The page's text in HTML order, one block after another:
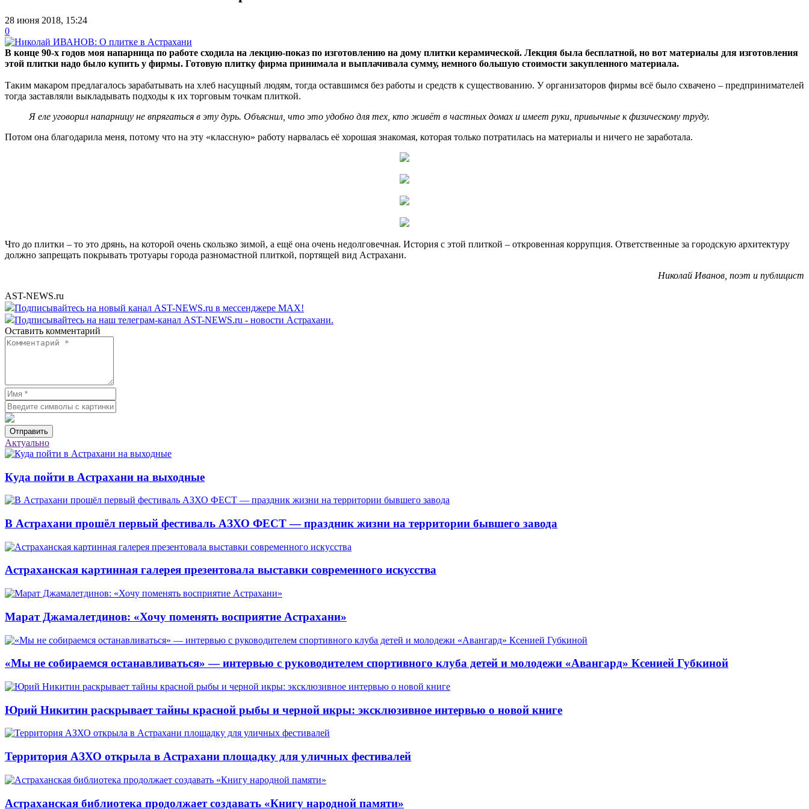
28 июня 2018, 15:24
0
В конце 90-х годов моя напарница по работе сходила на лекцию-показ по изготовлению на дому плитки керамической. Лекция была бесплатной, но вот материалы для изготовления
этой плитки надо было купить у фирмы. Готовую плитку фирма принимала и выплачивала сумму, немного большую стоимости закупленного материала.
Таким макаром предлагалось зарабатывать на хлеб насущный людям, тогда оставшимся без работы и средств к существованию. У организаторов фирмы всё было схвачено – предпринимателей
тогда заставляли выкладывать подходы к их торговым точкам плиткой.
Я еле уговорил напарницу не впрягаться в эту дурь. Объяснил, что это удобно для тех, кто живёт в частных домах и имеет руки, привычные к физическому труду.
Потом она благодарила меня, потому что на эту «классную» работу нарвалась её хорошая знакомая, которая только потратилась на материалы и ничего не заработала.
Что до плитки – то это дрянь, на которой очень скользко зимой, а ещё она очень недолговечная. История с этой плиткой – откровенная коррупция. Ответственные за городскую архитектуру
должно запрещать покрывать тротуары города разномастной плиткой, портящей вид Астрахани.
Николай Иванов, поэт и публицист
AST-NEWS.ru
Подписывайтесь на новый канал AST-NEWS.ru в мессенджере MAX!
Подписывайтесь на наш телеграм-канал AST-NEWS.ru - новости Астрахани.
Оставить комментарий
Отправить
Актуально
Куда пойти в Астрахани на выходные
В Астрахани прошёл первый фестиваль АЗХО ФЕСТ — праздник жизни на территории бывшего завода
Астраханская картинная галерея презентовала выставки современного искусства
Марат Джамалетдинов: «Хочу поменять восприятие Астрахани»
«Мы не собираемся останавливаться» — интервью с руководителем спортивного клуба детей и молодежи «Авангард» Ксенией Губкиной
Юрий Никитин раскрывает тайны красной рыбы и черной икры: эксклюзивное интервью о новой книге
Территория АЗХО открыла в Астрахани площадку для уличных фестивалей
Астраханская библиотека продолжает создавать «Книгу народной памяти»